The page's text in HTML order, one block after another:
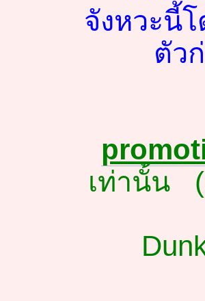
จังหวะนี้
ตัว
เท่านั้น